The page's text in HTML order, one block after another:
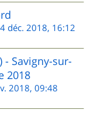
déc. 2018, 16:12
- Savigny-sur-
2018
2018, 09:48